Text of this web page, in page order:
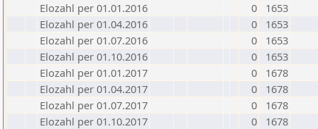
Elozahl per 01.01.2016
0
1653
Elozahl per 01.04.2016
0
1653
Elozahl per 01.07.2016
0
1653
Elozahl per 01.10.2016
0
1653
Elozahl per 01.01.2017
0
1678
Elozahl per 01.04.2017
0
1678
Elozahl per 01.07.2017
0
1678
Elozahl per 01.10.2017
0
1678